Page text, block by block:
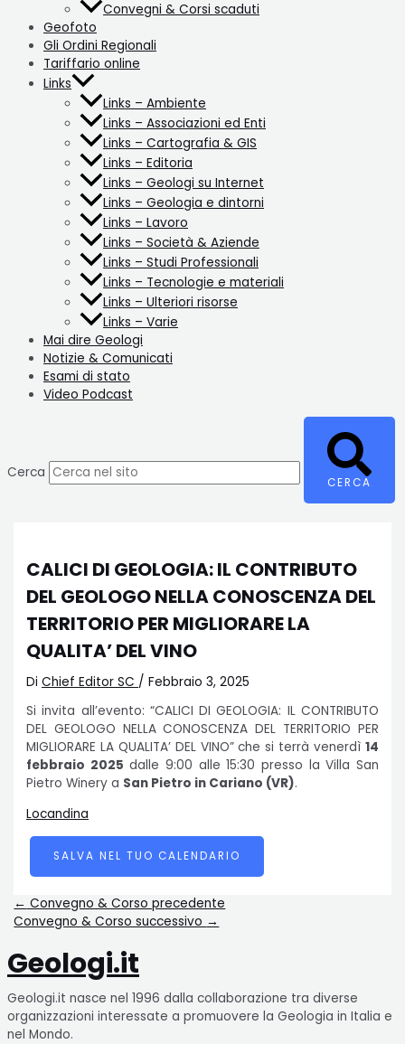
Convegni & Corsi scaduti
Geofoto
Gli Ordini Regionali
Tariffario online
Links
Links – Ambiente
Links – Associazioni ed Enti
Links – Cartografia & GIS
Links – Editoria
Links – Geologi su Internet
Links – Geologia e dintorni
Links – Lavoro
Links – Società & Aziende
Links – Studi Professionali
Links – Tecnologie e materiali
Links – Ulteriori risorse
Links – Varie
Mai dire Geologi
Notizie & Comunicati
Esami di stato
Video Podcast
Cerca
CERCA
CALICI DI GEOLOGIA: IL CONTRIBUTO
DEL GEOLOGO NELLA CONOSCENZA DEL
TERRITORIO PER MIGLIORARE LA
QUALITA’ DEL VINO
DiChief Editor SC /Febbraio 3, 2025
Si invita all’evento: “CALICI DI GEOLOGIA: IL CONTRIBUTO
DEL GEOLOGO NELLA CONOSCENZA DEL TERRITORIO PER
MIGLIORARE LA QUALITA’ DEL VINO” che si terrà venerdì 14
febbraio 2025 dalle 9:00 alle 15:30 presso la Villa San
Pietro Winery a San Pietro in Cariano (VR).
Locandina
SALVA NEL TUO CALENDARIO
← Convegno & Corso precedente
Convegno & Corso successivo →
Geologi.it
Geologi.it nasce nel 1996 dalla collaborazione tra diverse
organizzazioni interessate a promuovere la Geologia in Italia e
nel Mondo.